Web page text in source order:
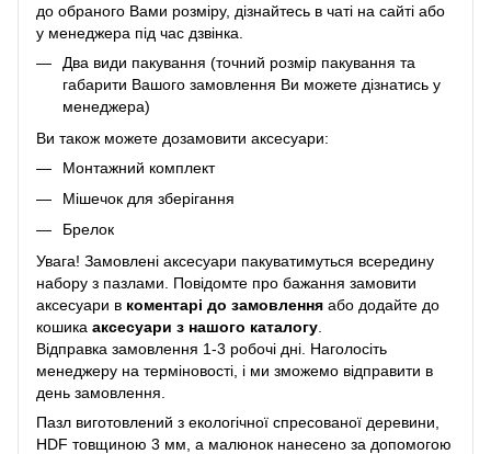
до обраного Вами розміру, дізнайтесь в чаті на сайті або
у менеджера під час дзвінка.
Два види пакування (точний розмір пакування та
габарити Вашого замовлення Ви можете дізнатись у
менеджера)
Ви також можете дозамовити аксесуари:
Монтажний комплект
Мішечок для зберігання
Брелок
Увага! Замовлені аксесуари пакуватимуться всередину
набору з пазлами. Повідомте про бажання замовити
аксесуари в коментарі до замовлення або додайте до
кошика аксесуари з нашого каталогу
Відправка замовлення 1-3 робочі дні. Наголосіть
менеджеру на терміновості, і ми зможемо відправити в
день замовлення.
Пазл виготовлений з екологічної спресованої деревини,
HDF товщиною 3 мм, а малюнок нанесено за допомогою